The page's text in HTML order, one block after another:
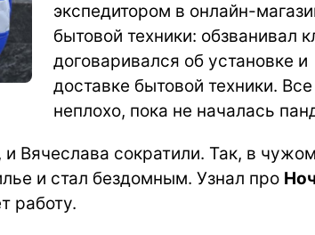
экспедитором в онлайн-
бытовой техники: обзванивал
договаривался об установке и
доставке бытовой техники.
неплохо, пока не началась
Вячеслава сократили. Так, в
и стал бездомным. Узнал про
работу.